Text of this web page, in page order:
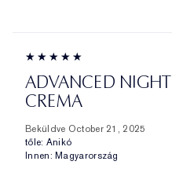
ADVANCED NIGHT
CREMA
Beküldve October 21, 2025
tőle: Anikó
Innen: Magyarország